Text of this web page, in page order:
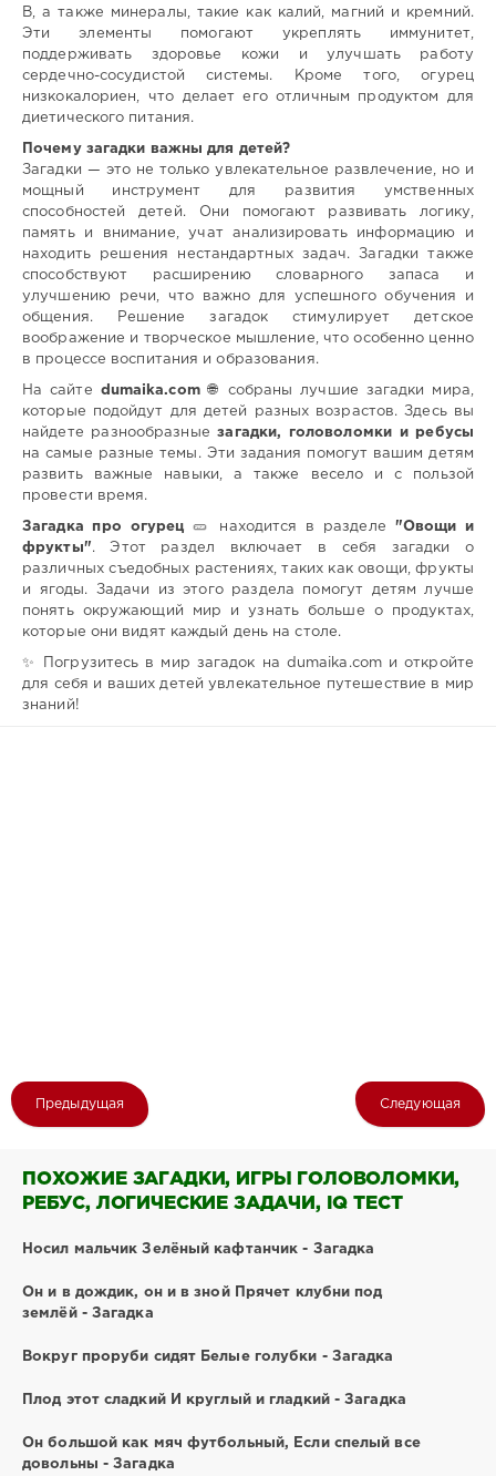
B, а также минералы, такие как калий, магний и кремний.
Эти элементы помогают укреплять иммунитет,
поддерживать здоровье кожи и улучшать работу
сердечно-сосудистой системы. Кроме того, огурец
низкокалориен, что делает его отличным продуктом для
диетического питания.
Почему загадки важны для детей?
Загадки — это не только увлекательное развлечение, но и
мощный инструмент для развития умственных
способностей детей. Они помогают развивать логику,
память и внимание, учат анализировать информацию и
находить решения нестандартных задач. Загадки также
способствуют расширению словарного запаса и
улучшению речи, что важно для успешного обучения и
общения. Решение загадок стимулирует детское
воображение и творческое мышление, что особенно ценно
в процессе воспитания и образования.
На сайте dumaika.com🌐 собраны лучшие загадки мира,
которые подойдут для детей разных возрастов. Здесь вы
найдете разнообразныезагадки, головоломки и ребусы
на самые разные темы. Эти задания помогут вашим детям
развить важные навыки, а также весело и с пользой
провести время.
Загадка про огурец 🥒 находится в разделе "Овощи и
фрукты". Этот раздел включает в себя загадки о
различных съедобных растениях, таких как овощи, фрукты
и ягоды. Задачи из этого раздела помогут детям лучше
понять окружающий мир и узнать больше о продуктах,
которые они видят каждый день на столе.
✨ Погрузитесь в мир загадок на dumaika.com и откройте
для себя и ваших детей увлекательное путешествие в мир
знаний!
Предыдущая Следующая
ПОХОЖИЕ ЗАГАДКИ, ИГРЫ ГОЛОВОЛОМКИ,
РЕБУС, ЛОГИЧЕСКИЕ ЗАДАЧИ, IQ ТЕСТ
Носил мальчик Зелёный кафтанчик - Загадка
Он и в дождик, он и в зной Прячет клубни под
землёй - Загадка
Вокруг проруби сидят Белые голубки - Загадка
Плод этот сладкий И круглый и гладкий - Загадка
Он большой как мяч футбольный, Если спелый все
довольны - Загадка